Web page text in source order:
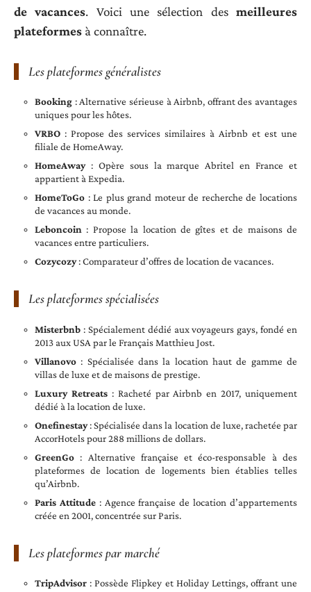
de vacances. Voici une sélection desmeilleures
plateformes à connaître.
Les plateformes généralistes
Booking : Alternative sérieuse à Airbnb, offrant des avantages
uniques pour les hôtes.
VRBO : Propose des services similaires à Airbnb et est une
filiale de HomeAway.
HomeAway: Opère sous la marque Abritel en France et
appartient à Expedia.
HomeToGo : Le plus grand moteur de recherche de locations
de vacances au monde.
Leboncoin : Propose la location de gîtes et de maisons de
vacances entre particuliers.
Cozycozy: Comparateur d’offres de location de vacances.
Les plateformes spécialisées
Misterbnb : Spécialement dédié aux voyageurs gays, fondé en
2013 aux USA par le Français Matthieu Jost.
Villanovo : Spécialisée dans la location haut de gamme de
villas de luxe et de maisons de prestige.
Luxury Retreats: Racheté par Airbnb en 2017, uniquement
dédié à la location de luxe.
Onefinestay: Spécialisée dans la location de luxe, rachetée par
AccorHotels pour 288 millions de dollars.
GreenGo : Alternative française et éco-responsable à des
plateformes de location de logements bien établies telles
qu’Airbnb.
Paris Attitude: Agence française de location d’appartements
créée en 2001, concentrée sur Paris.
Les plateformes par marché
TripAdvisor : Possède Flipkey et Holiday Lettings, offrant une